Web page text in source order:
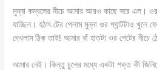
মুন্না কম্বলের নীচে আমার আরও কাছে সরে এল। ওর
যাচ্ছিল। হঠাৎ টের পেলাম মুন্না ওর প্যান্টটাও
দেখলাম ঠিক তাই! আমার বাঁ হাতটা ওর পেটের
আমার নেই। কিন্তু চুলের মধ্যে একটা শক্ত কী